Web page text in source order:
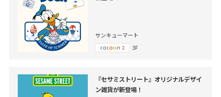
サンキューマート
3F
『セサミストリート』オリジナルデザイ
ン雑貨が新登場！